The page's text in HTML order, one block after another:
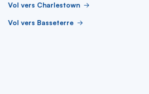
Vol vers Charlestown
Vol vers Basseterre